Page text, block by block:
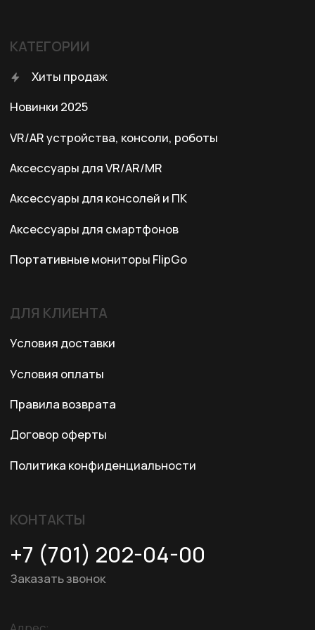
© 2024 XRTech. All Rights Reserved.
Заказать звонок
КОНТАКТЫ
Договор оферты
Казахстан, Алматы, ул. Карасай
3 этаж, 301 офис